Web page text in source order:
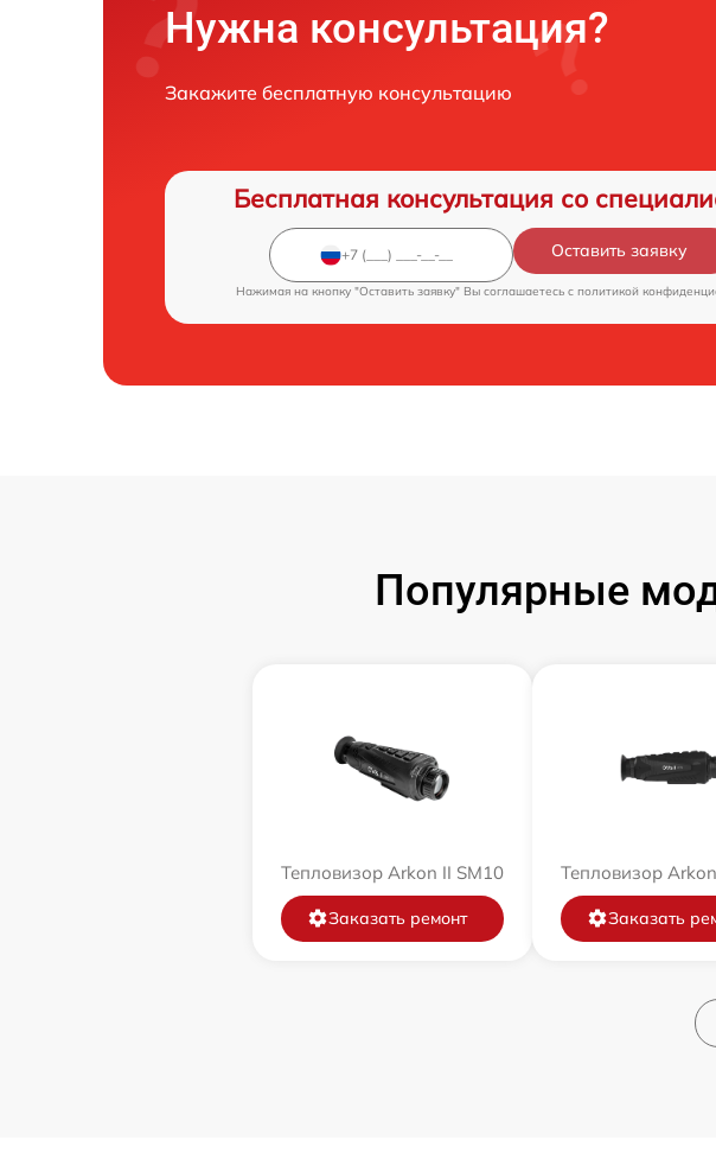
Нужна консультация?
Закажите бесплатную консультацию
Бесплатная консультация со
Оставить заявку
Нажимая на кнопку "Оставить заявку" Вы соглашаетесь c политикой
Популярные
Тепловизор Arkon II SM10
Заказать ремонт
Тепловизор
Заказать